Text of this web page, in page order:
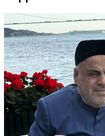
Yaxın Şərq
Avropa
Amerika
Asiya
Afrika
Çarpaz baxış
Təhlil
Siyasi
Geosiyasi
İqtisadi
Sosioloji